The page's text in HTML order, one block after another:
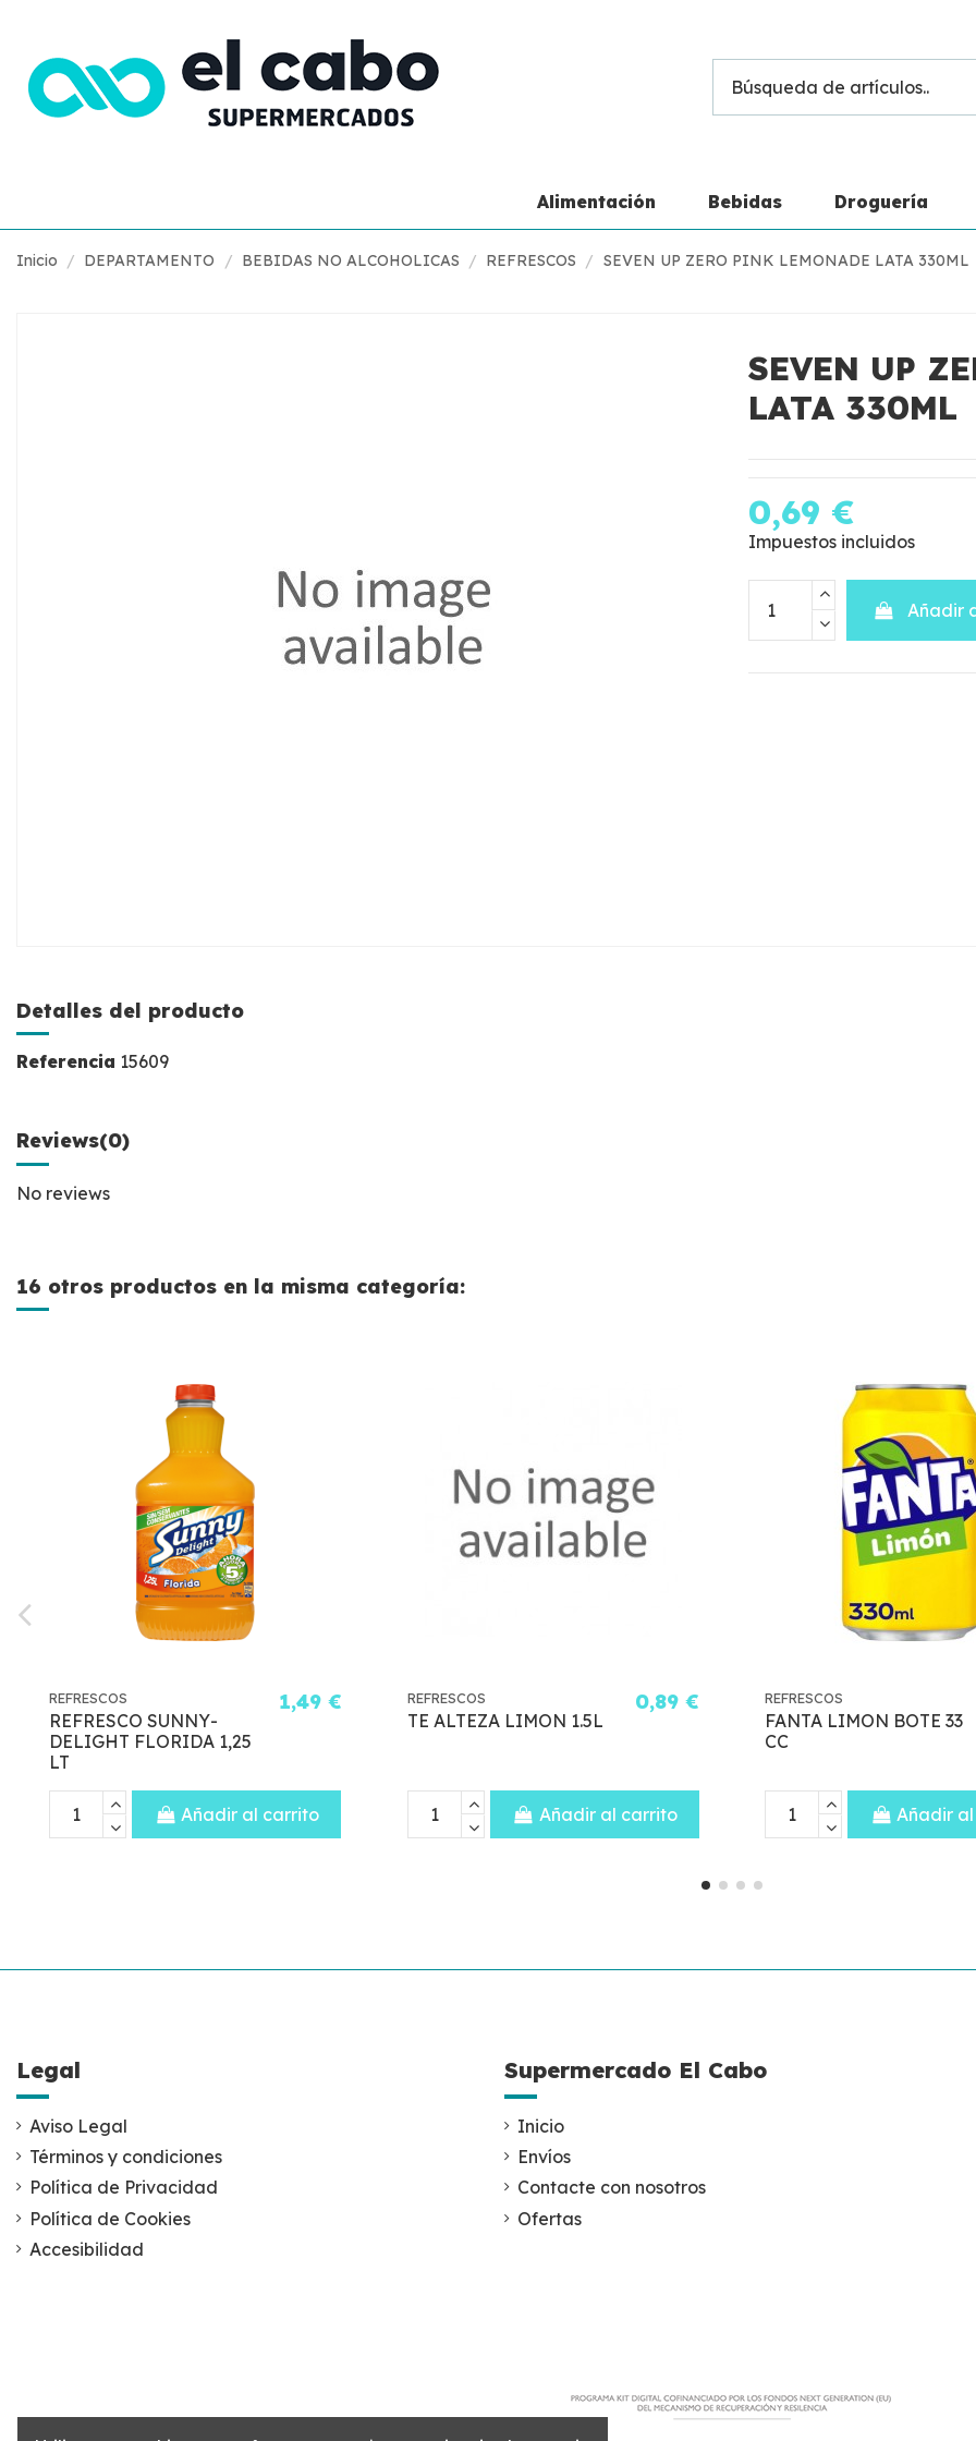
Alimentación Bebidas Droguería
Inicio DEPARTAMENTO BEBIDAS NO ALCOHOLICAS REFRESCOS SEVEN UP ZERO PINK LEMONADE LATA 330ML
SEVEN UP
LATA 330ML
0,69 €
Impuestos incluidos
Añadir
Detalles del producto
Referencia 15609
Reviews(0)
No reviews
16 otros productos en la misma categoría:
2,08 €
al carrito
KAS LIMON 1 L
1,30 €
Añadir al carrito
PEPSI 1L
1,30 €
Añadir al carrito
Legal
Aviso Legal
Términos y condiciones
Política de Privacidad
Política de Cookies
Accesibilidad
Supermercado El Cabo
Inicio
Envíos
Contacte con nosotros
Ofertas